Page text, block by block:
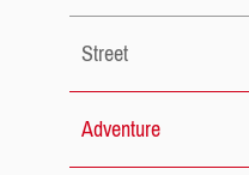
Street
Adventure